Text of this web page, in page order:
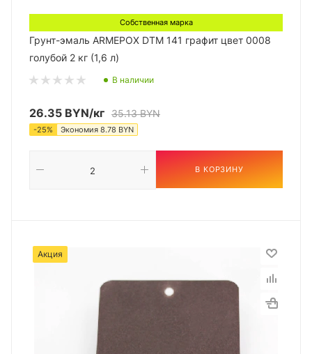
Собственная марка
Грунт-эмаль ARMEPOX DTM 141 графит цвет 0008
голубой 2 кг (1,6 л)
В наличии
26.35 BYN/кг 35.13BYN
-25% Экономия 8.78 BYN
В КОРЗИНУ
Акция